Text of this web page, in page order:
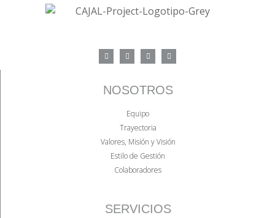
NOSOTROS
Equipo
Trayectoria
Valores, Misión y Visión
Estilo de Gestión
Colaboradores
SERVICIOS